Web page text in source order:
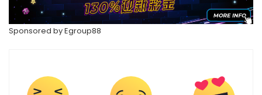
Sponsored by Egroup88